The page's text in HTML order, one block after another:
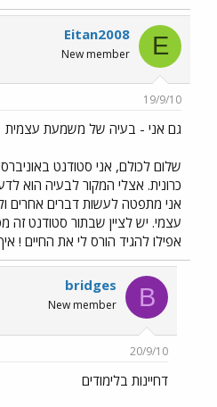
E
Eitan2008
New member
19/9/10
גם אני - בעיה של משמעת עצמית
שלום לכולם, אני סטודנט
כרונית. אצלי המקור לבעיה הוא
אני מתפטה לעשות דברים אחרים
עצמי. יש לציין שבתור סטודנט
אפילו להגיד הורס לי את החיים
B
bridges
New member
20/9/10
דחיינות בלימודים